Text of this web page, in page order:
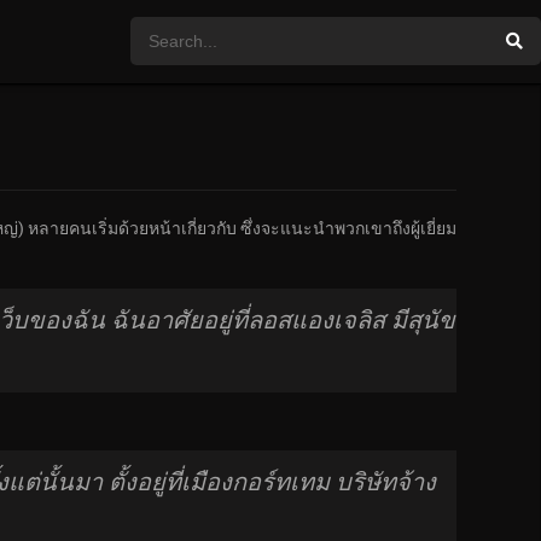
หลายคนเริ่มด้วยหน้าเกี่ยวกับ ซึ่งจะแนะนำพวกเขาถึงผู้เยี่ยม
บของฉัน ฉันอาศัยอยู่ที่ลอสแองเจลิส มีสุนัข
ต่นั้นมา ตั้งอยู่ที่เมืองกอร์ทเทม บริษัทจ้าง